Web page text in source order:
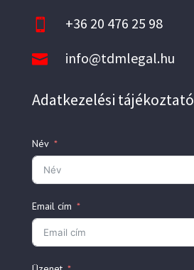
 +36 20 476 25 98
 info@tdmlegal.hu
Adatkezelési tájékoztató
Név
Email cím